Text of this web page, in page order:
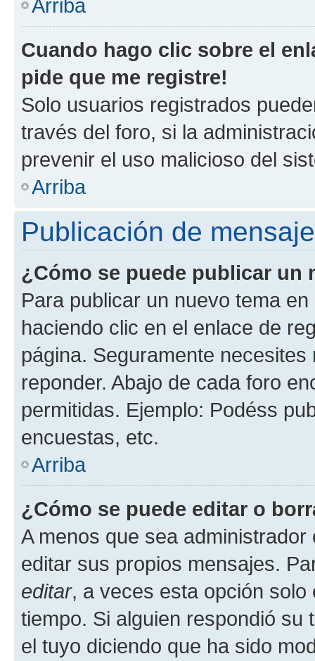
Arriba
Cuando hago clic sobre el
pide que me registre!
Solo usuarios registrados
través del foro, si la
prevenir el uso malicioso del
Arriba
Publicación de
¿Cómo se puede publicar un
Para publicar un nuevo tema
haciendo clic en el enlace de
página. Seguramente
reponder. Abajo de cada foro
permitidas. Ejemplo: Podéss
encuestas, etc.
Arriba
¿Cómo se puede editar o
A menos que sea
editar sus propios mensajes.
editar, a veces esta opción
tiempo. Si alguien respondió
el tuyo diciendo que ha sido